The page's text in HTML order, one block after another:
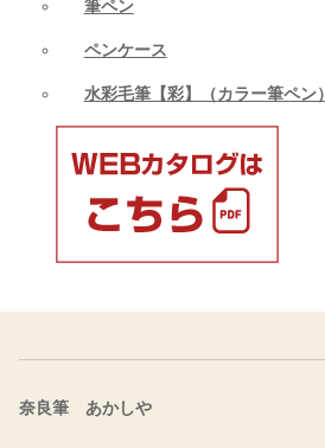
筆ペン
ペンケース
水彩毛筆【彩】（カラー筆ペン）
奈良筆 あかしや